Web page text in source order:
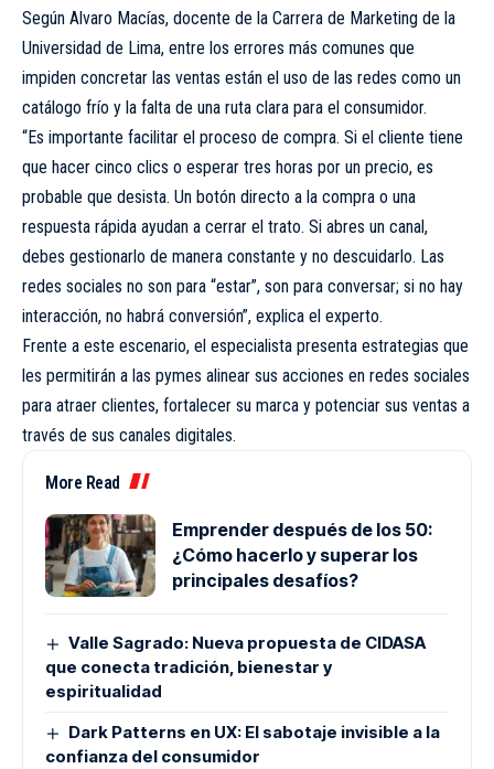
Según Alvaro Macías, docente de la Carrera de Marketing de la
Universidad de Lima, entre los errores más comunes que
impiden concretar las ventas están el uso de las redes como un
catálogo frío y la falta de una ruta clara para el consumidor.
“Es importante facilitar el proceso de compra. Si el cliente tiene
que hacer cinco clics o esperar tres horas por un precio, es
probable que desista. Un botón directo a la compra o una
respuesta rápida ayudan a cerrar el trato. Si abres un canal,
debes gestionarlo de manera constante y no descuidarlo. Las
redes sociales no son para “estar”, son para conversar; si no hay
interacción, no habrá conversión”, explica el experto.
Frente a este escenario, el especialista presenta estrategias que
les permitirán a las pymes alinear sus acciones en redes sociales
para atraer clientes, fortalecer su marca y potenciar sus ventas a
través de sus canales digitales.
More Read
Emprender después de los 50:
¿Cómo hacerlo y superar los
principales desafíos?
Valle Sagrado: Nueva propuesta de CIDASA
que conecta tradición, bienestar y
espiritualidad
Dark Patterns en UX: El sabotaje invisible a la
confianza del consumidor